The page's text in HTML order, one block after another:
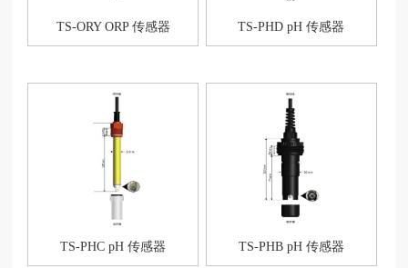
TS-ORY ORP 传感器 TS-PHD pH 传感器
TS-PHC pH 传感器 TS-PHB pH 传感器